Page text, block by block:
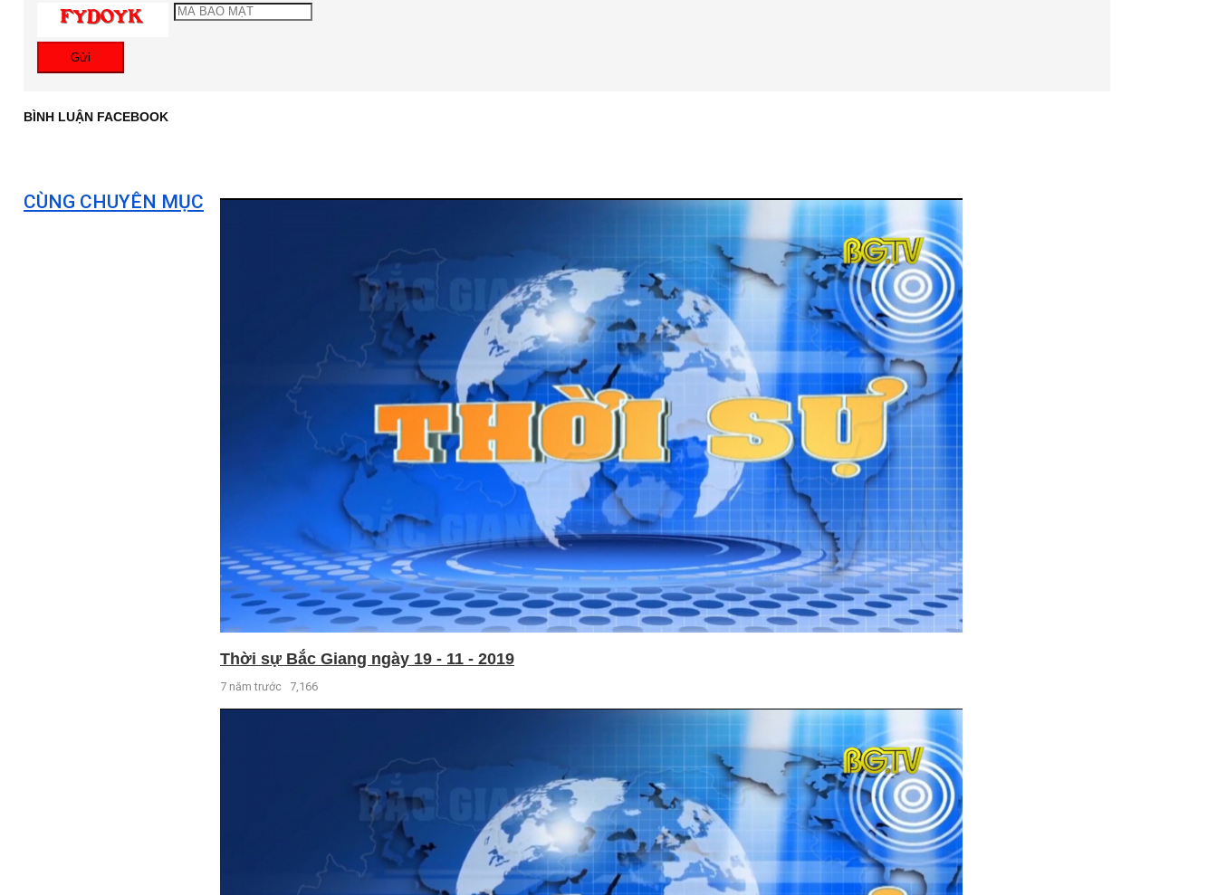
Gửi
BÌNH LUẬN FACEBOOK
CÙNG CHUYÊN MỤC
Thời sự Bắc Giang ngày 19 - 11 - 2019
7 năm trước 7,166